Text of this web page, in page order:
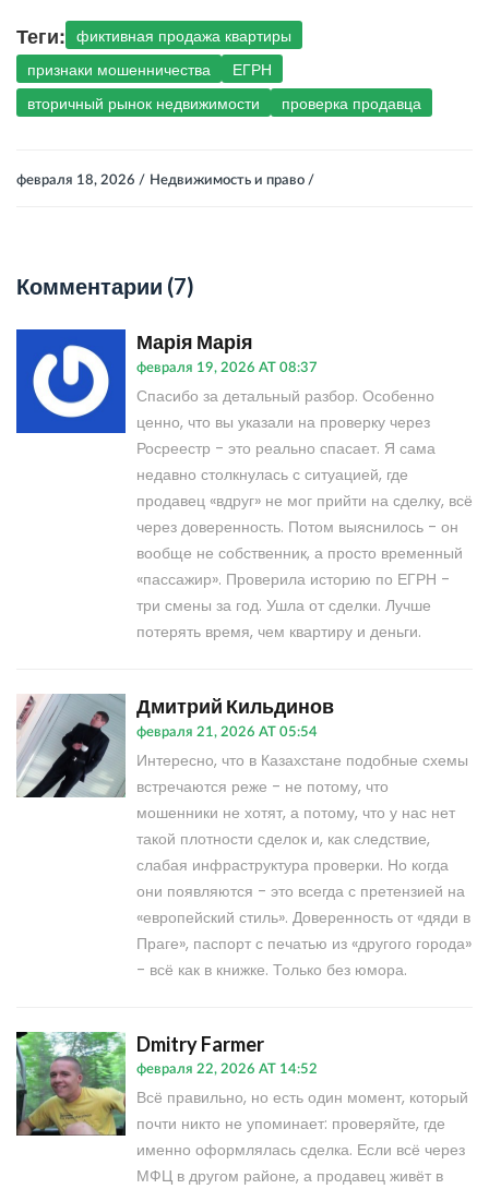
Теги: фиктивная продажа квартиры
признаки мошенничества
ЕГРН
вторичный рынок недвижимости
проверка продавца
февраля 18, 2026 / Недвижимость и право /
Комментарии (7)
Марія Марія
февраля 19, 2026 AT 08:37
Спасибо за детальный разбор. Особенно
ценно, что вы указали на проверку через
Росреестр - это реально спасает. Я сама
недавно столкнулась с ситуацией, где
продавец «вдруг» не мог прийти на сделку, всё
через доверенность. Потом выяснилось - он
вообще не собственник, а просто временный
«пассажир». Проверила историю по ЕГРН -
три смены за год. Ушла от сделки. Лучше
потерять время, чем квартиру и деньги.
Дмитрий Кильдинов
февраля 21, 2026 AT 05:54
Интересно, что в Казахстане подобные схемы
встречаются реже - не потому, что
мошенники не хотят, а потому, что у нас нет
такой плотности сделок и, как следствие,
слабая инфраструктура проверки. Но когда
они появляются - это всегда с претензией на
«европейский стиль». Доверенность от «дяди в
Праге», паспорт с печатью из «другого города»
- всё как в книжке. Только без юмора.
Dmitry Farmer
февраля 22, 2026 AT 14:52
Всё правильно, но есть один момент, который
почти никто не упоминает: проверяйте, где
именно оформлялась сделка. Если всё через
МФЦ в другом районе, а продавец живёт в